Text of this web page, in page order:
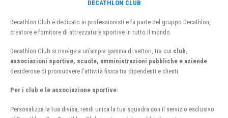
DECATHLON CLUB
Decathlon Club è dedicato ai professionisti e fa parte del gruppo Decathlon,
creatore e fornitore di attrezzature sportive in tutto il mondo.
Decathlon Club si rivolge a un’ampia gamma di settori, tra cui club
associazioni sportive, scuole, amministrazioni pubbliche e aziende
desiderose di promuovere l’attività fisica tra dipendenti e clienti.
Per i club e le associazione sportive:
Personalizza la tua divisa, rendi unica la tua squadra con il servizio esclusivo